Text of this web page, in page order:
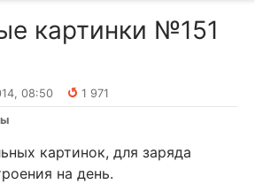
картинки №151
08:50
1 971
картинок, для заряда
на день.